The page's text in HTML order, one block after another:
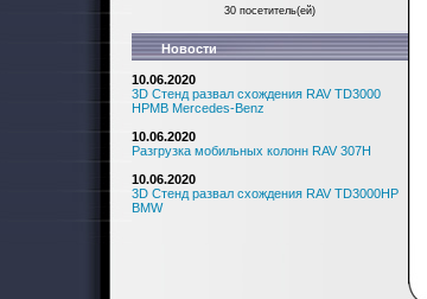
30 посетитель(ей)
Новости
10.06.2020
3D Стенд развал схождения RAV TD3000
HPMB Mercedes-Benz
10.06.2020
Разгрузка мобильных колонн RAV 307H
10.06.2020
3D Стенд развал схождения RAV TD3000HP
BMW